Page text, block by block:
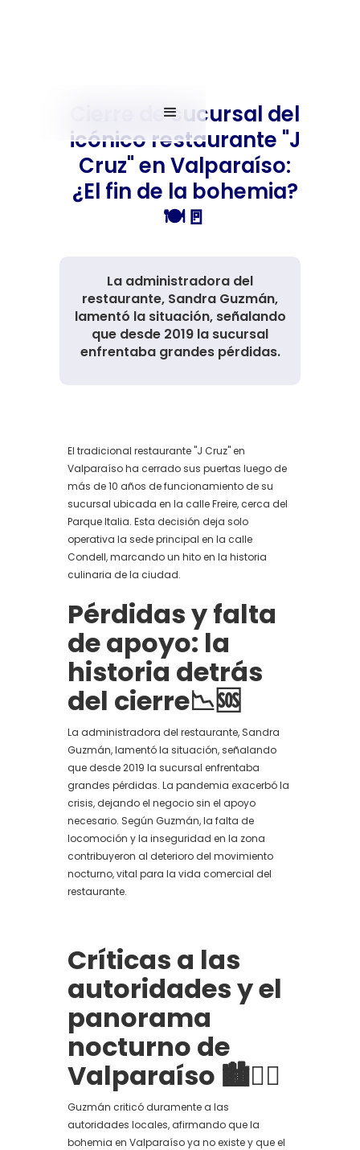
Cierre de sucursal del
icónico restaurante "J
Cruz" en Valparaíso:
¿El fin de la bohemia?
🍽️🚪
La administradora del
restaurante, Sandra Guzmán,
lamentó la situación, señalando
que desde 2019 la sucursal
enfrentaba grandes pérdidas.
El tradicional restaurante "J Cruz" en
Valparaíso ha cerrado sus puertas luego de
más de 10 años de funcionamiento de su
sucursal ubicada en la calle Freire, cerca del
Parque Italia. Esta decisión deja solo
operativa la sede principal en la calle
Condell, marcando un hito en la historia
culinaria de la ciudad.
Pérdidas y falta
de apoyo: la
historia detrás
del cierre📉🆘
La administradora del restaurante, Sandra
Guzmán, lamentó la situación, señalando
que desde 2019 la sucursal enfrentaba
grandes pérdidas. La pandemia exacerbó la
crisis, dejando el negocio sin el apoyo
necesario. Según Guzmán, la falta de
locomoción y la inseguridad en la zona
contribuyeron al deterioro del movimiento
nocturno, vital para la vida comercial del
restaurante.
Críticas a las
autoridades y el
panorama
nocturno de
Valparaíso 🏙️👮‍♂️
Guzmán criticó duramente a las
autoridades locales, afirmando que la
bohemia en Valparaíso ya no existe y que el